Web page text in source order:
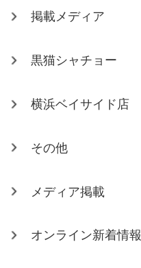
掲載メディア
黒猫シャチョー
横浜ベイサイド店
その他
メディア掲載
オンライン新着情報